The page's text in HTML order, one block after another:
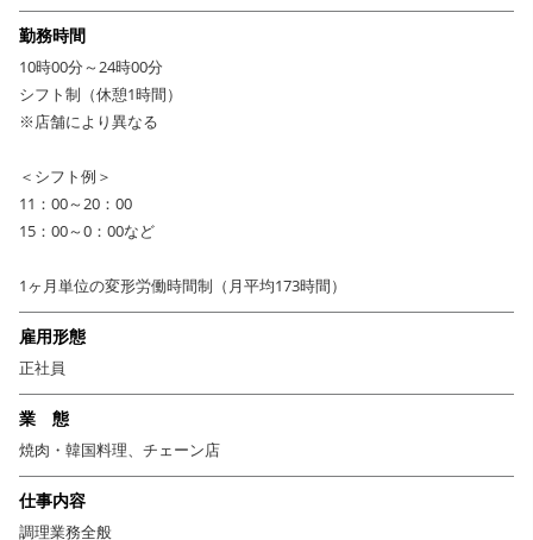
勤務時間
10時00分～24時00分
シフト制（休憩1時間）
※店舗により異なる
＜シフト例＞
11：00～20：00
15：00～0：00など
1ヶ月単位の変形労働時間制（月平均173時間）
雇用形態
正社員
業 態
焼肉・韓国料理、チェーン店
仕事内容
調理業務全般